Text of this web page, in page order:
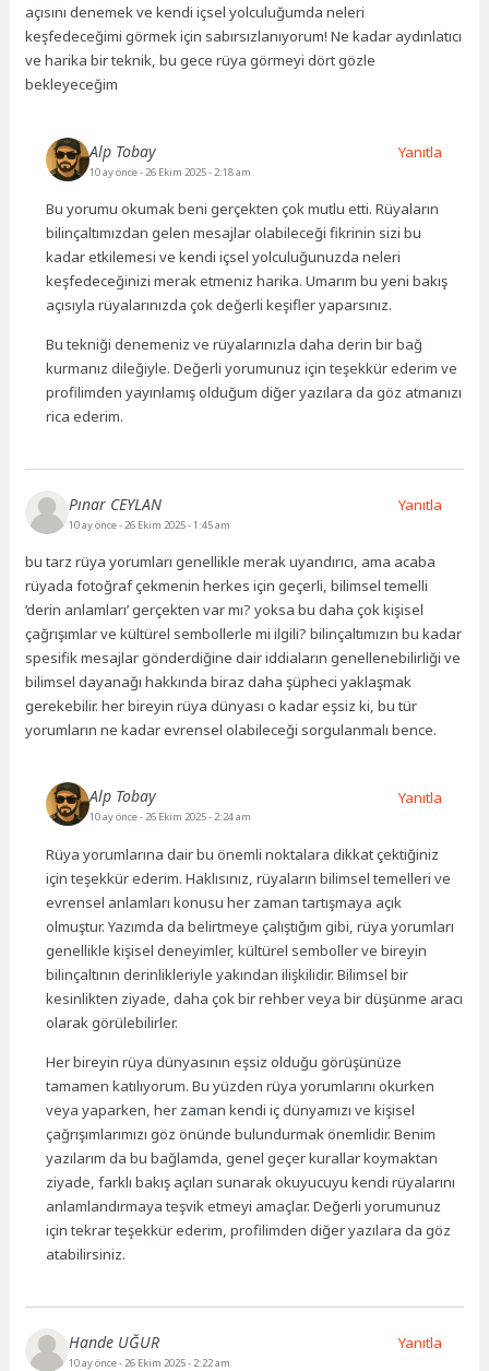
açısını denemek ve kendi içsel yolculuğumda neleri
keşfedeceğimi görmek için sabırsızlanıyorum! Ne kadar aydınlatıcı
ve harika bir teknik, bu gece rüya görmeyi dört gözle
bekleyeceğim
Alp Tobay
10 ay önce- 26 Ekim 2025 - 2:18 am
Bu yorumu okumak beni gerçekten çok mutlu etti. Rüyaların
bilinçaltımızdan gelen mesajlar olabileceği fikrinin sizi bu
kadar etkilemesi ve kendi içsel yolculuğunuzda neleri
keşfedeceğinizi merak etmeniz harika. Umarım bu yeni bakış
açısıyla rüyalarınızda çok değerli keşifler yaparsınız.
Bu tekniği denemeniz ve rüyalarınızla daha derin bir bağ
kurmanız dileğiyle. Değerli yorumunuz için teşekkür ederim ve
profilimden yayınlamış olduğum diğer yazılara da göz atmanızı
rica ederim.
Yanıtla
Pınar CEYLAN
10 ay önce- 26 Ekim 2025 - 1:45 am
bu tarz rüya yorumları genellikle merak uyandırıcı, ama acaba
rüyada fotoğraf çekmenin herkes için geçerli, bilimsel temelli
‘derin anlamları’ gerçekten var mı? yoksa bu daha çok kişisel
çağrışımlar ve kültürel sembollerle mi ilgili? bilinçaltımızın bu kadar
spesifik mesajlar gönderdiğine dair iddiaların genellenebilirliği ve
bilimsel dayanağı hakkında biraz daha şüpheci yaklaşmak
gerekebilir. her bireyin rüya dünyası o kadar eşsiz ki, bu tür
yorumların ne kadar evrensel olabileceği sorgulanmalı bence.
Yanıtla
Alp Tobay
10 ay önce- 26 Ekim 2025 - 2:24 am
Rüya yorumlarına dair bu önemli noktalara dikkat çektiğiniz
için teşekkür ederim. Haklısınız, rüyaların bilimsel temelleri ve
evrensel anlamları konusu her zaman tartışmaya açık
olmuştur. Yazımda da belirtmeye çalıştığım gibi, rüya yorumları
genellikle kişisel deneyimler, kültürel semboller ve bireyin
bilinçaltının derinlikleriyle yakından ilişkilidir. Bilimsel bir
kesinlikten ziyade, daha çok bir rehber veya bir düşünme aracı
olarak görülebilirler.
Her bireyin rüya dünyasının eşsiz olduğu görüşünüze
tamamen katılıyorum. Bu yüzden rüya yorumlarını okurken
veya yaparken, her zaman kendi iç dünyamızı ve kişisel
çağrışımlarımızı göz önünde bulundurmak önemlidir. Benim
yazılarım da bu bağlamda, genel geçer kurallar koymaktan
ziyade, farklı bakış açıları sunarak okuyucuyu kendi rüyalarını
anlamlandırmaya teşvik etmeyi amaçlar. Değerli yorumunuz
için tekrar teşekkür ederim, profilimden diğer yazılara da göz
atabilirsiniz.
Yanıtla
Hande UĞUR
10 ay önce- 26 Ekim 2025 - 2:22 am
Yanıtla